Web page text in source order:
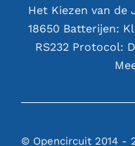
RS232 Protocol:
© Opencircuit 2014 -